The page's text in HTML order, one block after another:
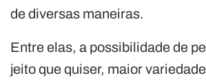
de diversas maneiras.
Entre elas, a possibilidade de
jeito que quiser, maior